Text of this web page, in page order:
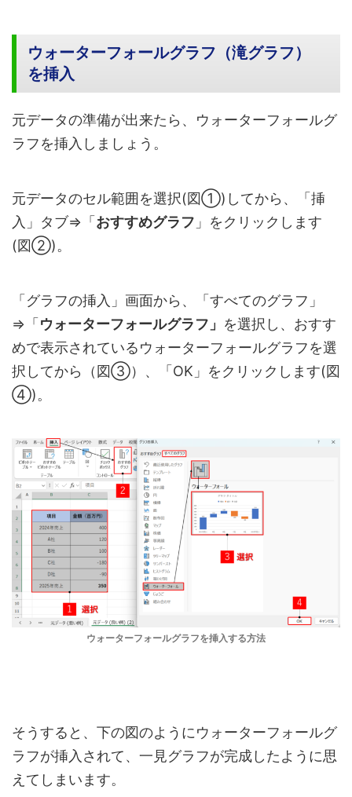
ウォーターフォールグラフ（滝グラフ）
を挿入
元データの準備が出来たら、ウォーターフォールグ
ラフを挿入しましょう。
元データのセル範囲を選択(図①)してから、「挿
入」タブ⇒「 おすすめグラフ 」をクリックします
(図➁)。
「グラフの挿入」画面から、「すべてのグラフ」
⇒「 ウォーターフォールグラフ」 を選択し、おすす
めで表示されているウォーターフォールグラフを選
択してから（図③）、「OK」をクリックします(図
④)。
ウォーターフォールグラフを挿入する方法
そうすると、下の図のようにウォーターフォールグ
ラフが挿入されて、一見グラフが完成したように思
えてしまいます。